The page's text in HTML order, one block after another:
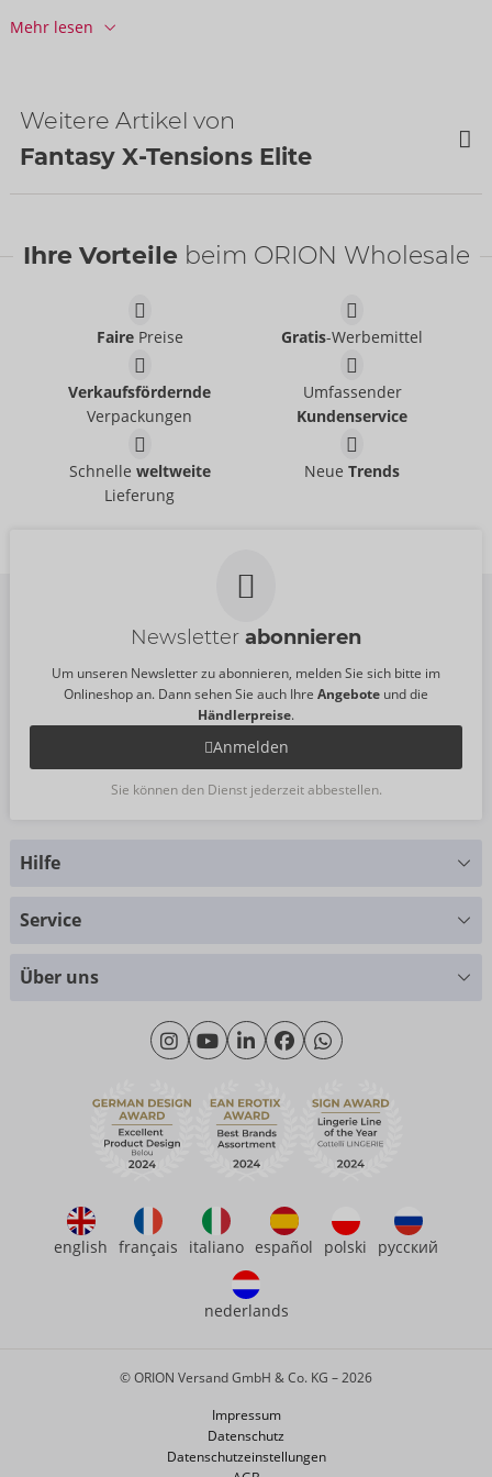
Art.-Nr.:
Mehr lesen
Weitere Artikel von
Fantasy X-Tensions Elite
Hollow Silicone Strap-
Fantasy X-Tensions Elite
3“ Vibrating Mega X-
tension with Remote
Ihre Vorteile beim ORION Wholesale
FairePreise Gratis-Werbemittel
Verkaufsfördernde
Verpackungen
Umfassender
Kundenservice
Schnelle weltweite
Lieferung
NeueTrends
Newsletter abonnieren
Um unseren Newsletter zu abonnieren, melden Sie sich bitte im
Onlineshop an. Dann sehen Sie auch Ihre Angebote und die
Händlerpreise.
Anmelden
Sie können den Dienst jederzeit abbestellen.
Hilfe
Montag - Donnerstag: 09:00 - 16:00 Uhr
Freitag: 09:00 - 15:00 Uhr
Kontakt
Häufige Fragen
Service
Über uns
Wir über uns
Nachhaltigkeit
eroFame
english français italiano español polski русский
nederlands
Impressum
Datenschutz
Datenschutzeinstellungen
© ORION Versand GmbH & Co. KG – 2026